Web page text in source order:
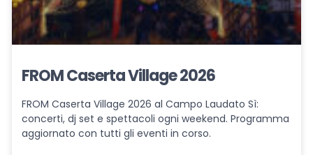
FROM Caserta Village 2026
FROM Caserta Village 2026 al Campo Laudato Sì:
concerti, dj set e spettacoli ogni weekend. Programma
aggiornato con tutti gli eventi in corso.